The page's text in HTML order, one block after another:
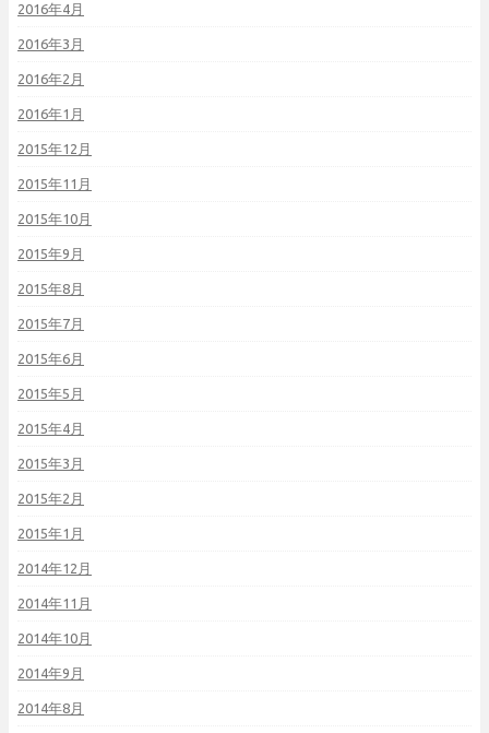
2016年4月
2016年3月
2016年2月
2016年1月
2015年12月
2015年11月
2015年10月
2015年9月
2015年8月
2015年7月
2015年6月
2015年5月
2015年4月
2015年3月
2015年2月
2015年1月
2014年12月
2014年11月
2014年10月
2014年9月
2014年8月